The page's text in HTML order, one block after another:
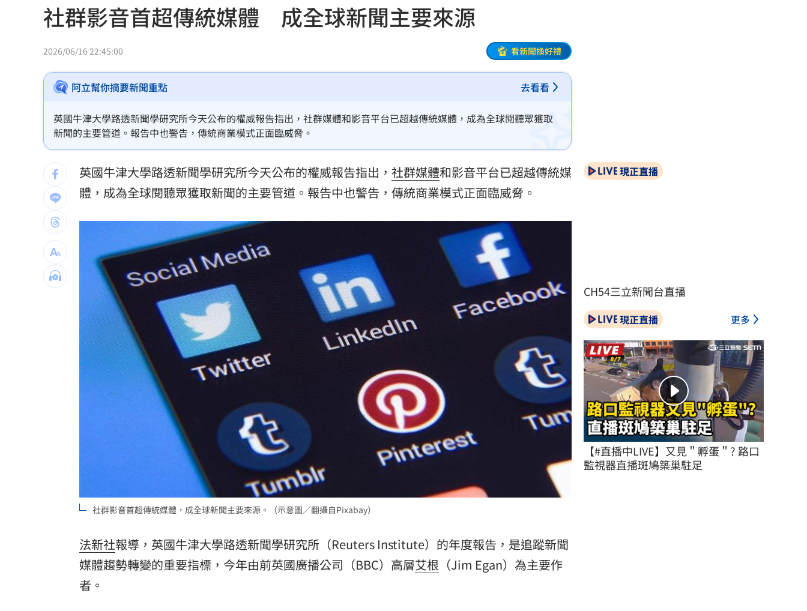
北市教育局再喊虐童案遭渲染！林月琴開嗆 23:33
白海豚「一路搖擺」！週末各地風雨時程曝
兆基前董座聲押禁見 林佑任200萬交保 23:26
跨縣市「送肉粽」碰音樂節！遊客正面迎煞 23:21
勝騎士7局失2分好投 兄弟本季澄清湖首勝
自癒能力超群？柯P才拄拐杖 隔天能跳
兆基債務風暴！李建成遭當庭逮補聲押禁見 23:05
父逝世也不敢回家！男殺友後躲深山21年 22:55
蔡英文重磅出手！民進黨「第二戰場」成形 22:54
台灣彩券開獎直播中 20:31
LIVE三立+24小時直播 15:27
三立iNEWS新聞台線上直播
台彩父親節推新刮刮樂千萬頭獎超「爸」氣
商場戰國來臨 台中「頂奢大道」逐漸成形 12:00
「拍片人的多重宇宙」職涯論壇9/12登場！ 10:30
8國球員齊聚高雄 Formosa 7s掀足球熱潮 10:00
理想混蛋號召粉絲跨海追星吃美食！ 18:15
社群影音首超傳統媒體 成全球新聞主要來源
2026/06/16 22:45:00 看新聞換好禮
阿立幫你摘要新聞重點 去看看
英國牛津大學路透新聞學研究所今天公布的權威報告指出，社群媒體和影音平台已超越傳統媒體，成為全球閱聽眾獲取
新聞的主要管道。報告中也警告，傳統商業模式正面臨威脅。
英國牛津大學路透新聞學研究所今天公布的權威報告指出， 社群媒體和影音平台已超越傳統媒
體，成為全球閱聽眾獲取新聞的主要管道。報告中也警告，傳統商業模式正面臨威脅。
社群影音首超傳統媒體，成全球新聞主要來源。（示意圖／翻攝自Pixabay）
法新社報導，英國牛津大學路透新聞學研究所（Reuters Institute）的年度報告，是追蹤新聞
媒體趨勢轉變的重要指標，今年由前英國廣播公司（BBC）高層艾根 （Jim Egan）為主要作
者。
現正直播
CH54三立新聞台直播
現正直播 更多
【#直播中LIVE】又見＂孵蛋＂? 路口
監視器直播斑鳩築巢駐足